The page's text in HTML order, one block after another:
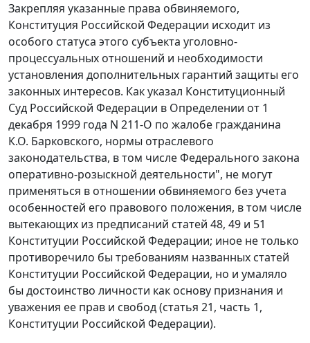
Закрепляя указанные права обвиняемого,
Конституция Российской Федерации исходит из
особого статуса этого субъекта уголовно-
процессуальных отношений и необходимости
установления дополнительных гарантий защиты его
законных интересов. Как указал Конституционный
Суд Российской Федерации в Определении от 1
декабря 1999 года N 211-О по жалобе гражданина
К.О. Барковского, нормы отраслевого
законодательства, в том числеФедерального закона
оперативно-розыскной деятельности", не могут
применяться в отношении обвиняемого без учета
особенностей его правового положения, в том числе
вытекающих из предписаний статей 48, 49 и 51
Конституции Российской Федерации; иное не только
противоречило бы требованиям названных статей
Конституции Российской Федерации, но и умаляло
бы достоинство личности как основу признания и
уважения ее прав и свобод (статья 21, часть 1,
Конституции Российской Федерации).